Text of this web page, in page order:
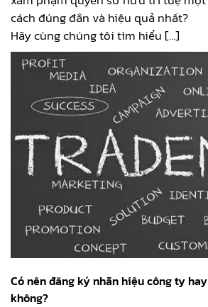
cách đúng đắn và hiệu quả nhất?
Hãy cùng chúng tôi tìm hiểu […]
Có nên đăng ký nhãn hiệu công ty hay
không?